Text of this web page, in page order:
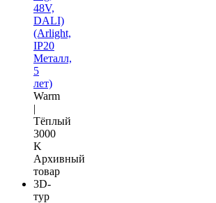
48V,
DALI)
(Arlight,
IP20
Металл,
5
лет)
Warm
|
Тёплый
3000
K
Архивный
товар
3D-
тур